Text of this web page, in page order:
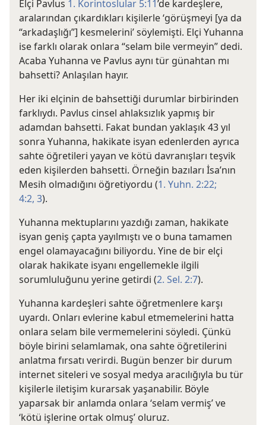
Elçi Pavlus 1. Korintoslular 5:11’de kardeşlere,
aralarından çıkardıkları kişilerle ‘görüşmeyi [ya da
“arkadaşlığı”] kesmelerini’ söylemişti. Elçi Yuhanna
ise farklı olarak onlara “selam bile vermeyin” dedi.
Acaba Yuhanna ve Pavlus aynı tür günahtan mı
bahsetti? Anlaşılan hayır.
Her iki elçinin de bahsettiği durumlar birbirinden
farklıydı. Pavlus cinsel ahlaksızlık yapmış bir
adamdan bahsetti. Fakat bundan yaklaşık 43 yıl
sonra Yuhanna, hakikate isyan edenlerden ayrıca
sahte öğretileri yayan ve kötü davranışları teşvik
eden kişilerden bahsetti. Örneğin bazıları İsa’nın
Mesih olmadığını öğretiyordu (1. Yuhn. 2:22;
4:2, 3).
Yuhanna mektuplarını yazdığı zaman, hakikate
isyan geniş çapta yayılmıştı ve o buna tamamen
engel olamayacağını biliyordu. Yine de bir elçi
olarak hakikate isyanı engellemekle ilgili
sorumluluğunu yerine getirdi (2. Sel. 2:7).
Yuhanna kardeşleri sahte öğretmenlere karşı
uyardı. Onları evlerine kabul etmemelerini hatta
onlara selam bile vermemelerini söyledi. Çünkü
böyle birini selamlamak, ona sahte öğretilerini
anlatma fırsatı verirdi. Bugün benzer bir durum
internet siteleri ve sosyal medya aracılığıyla bu tür
kişilerle iletişim kurarsak yaşanabilir. Böyle
yaparsak bir anlamda onlara ‘selam vermiş’ ve
‘kötü işlerine ortak olmuş’ oluruz.